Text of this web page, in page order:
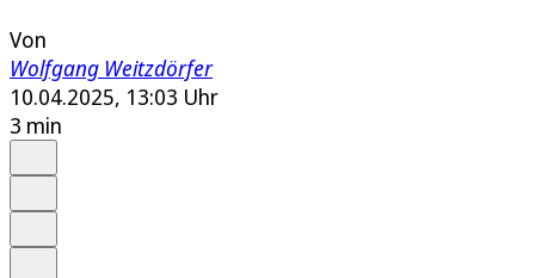
Von
Wolfgang Weitzdörfer
10.04.2025, 13:03 Uhr
3 min